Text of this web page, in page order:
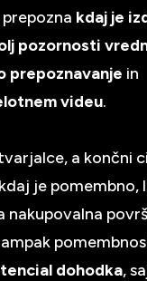
kdaj je
pozornosti
prepoznavanje in
videu.
a končni
je pomembno,
nakupovalna
dohodka,